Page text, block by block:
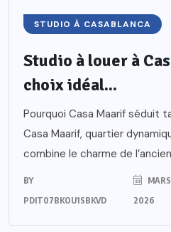
STUDIO À CASABLANCA
Studio à louer à
choix idéal...
Pourquoi Casa Maarif séduit
Casa Maarif, quartier
combine le charme de
BY
PDIT07BKOU1SBKVD
2026